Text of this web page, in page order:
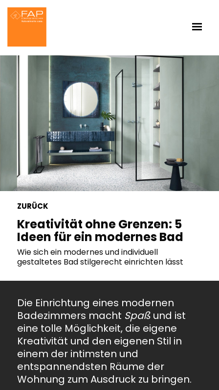
ZURÜCK
Kreativität ohne Grenzen: 5
Ideen für ein modernes Bad
Wie sich ein modernes und individuell
gestaltetes Bad stilgerecht einrichten lässt
Die Einrichtung eines modernen
Badezimmers macht Spaß und ist
eine tolle Möglichkeit, die eigene
Kreativität und den eigenen Stil in
einem der intimsten und
entspannendsten Räume der
Wohnung zum Ausdruck zu bringen.